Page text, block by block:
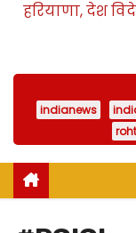
हरियाणा, देश
indianews